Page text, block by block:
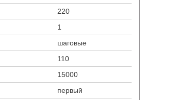
220
1
шаговые
110
15000
первый